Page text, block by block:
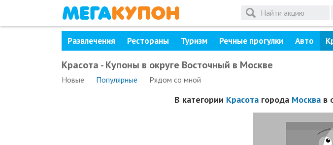
Развлечения Рестораны Туризм Речные прогулки Авто
Красота - Купоны в округе Восточный в Москве
Новые Популярные Рядом со мной
В категории Красота города Москва в